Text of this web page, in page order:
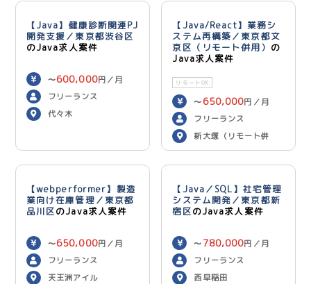
【Java】健康診断関連PJ
開発支援／東京都渋谷区
のJava求人案件
〜600,000円／月
フリーランス
代々木
【Java/React】業務シ
ステム再構築／東京都文
京区（リモート併用） の
Java求人案件
リモートOK
〜 650,000円／月
フリーランス
新大塚（リモート併
用）
【webperformer】製造
業向け在庫管理／東京都
品川区のJava求人案件
〜650,000円／月
フリーランス
天王洲アイル
【Java／SQL】社宅管理
システム開発／東京都新
宿区のJava求人案件
〜 780,000円／月
フリーランス
西早稲田